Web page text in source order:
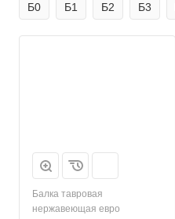
Б0 Б1 Б2 Б3
Балка тавровая
нержавеющая евро